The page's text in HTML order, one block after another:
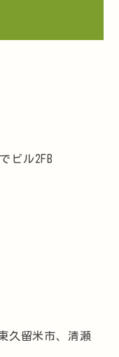
ビル2FB
久留米市、清瀬